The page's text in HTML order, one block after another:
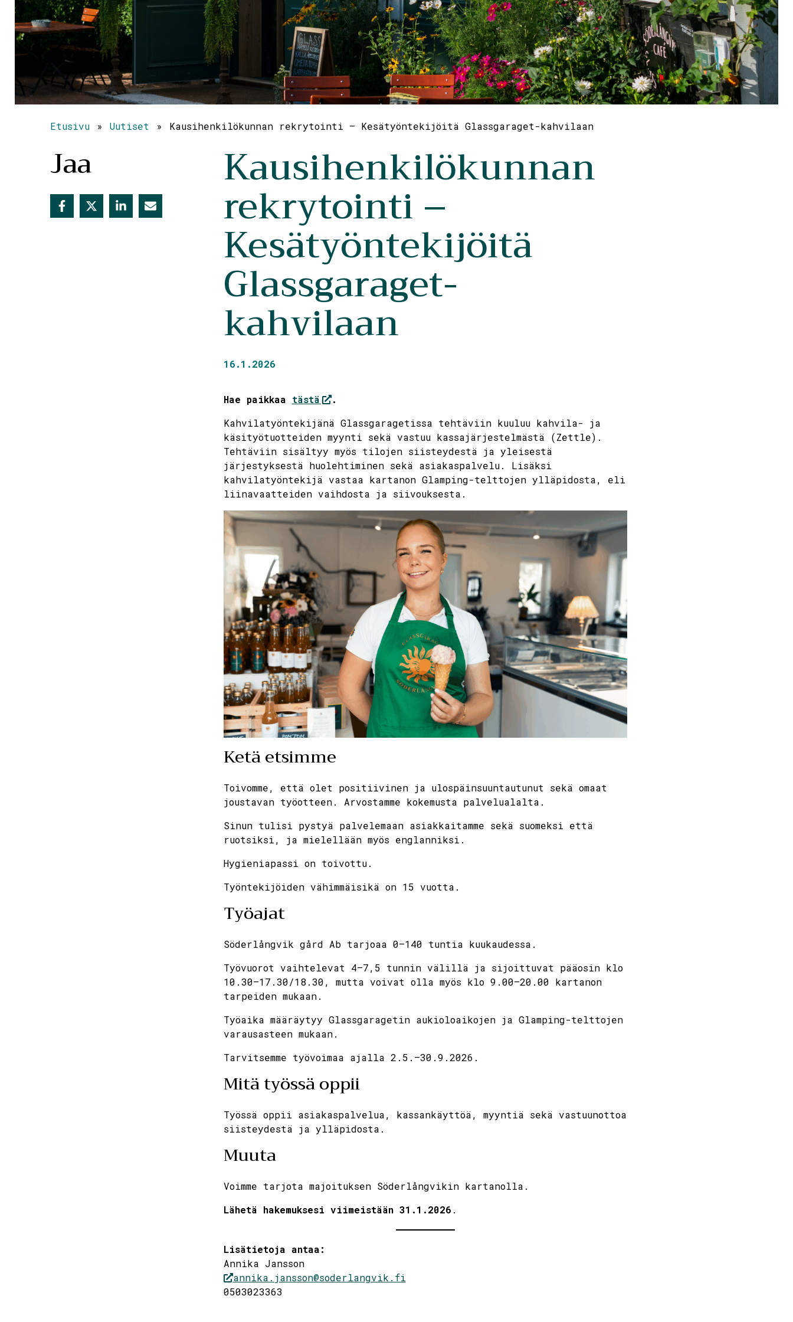
Etusivu » Uutiset » Kausihenkilökunnan rekrytointi – Kesätyöntekijöitä Glassgaraget-​kahvilaan
Jaa Kausihenkilökunnan
rekrytointi –
Kesätyöntekijöitä
Glassgaraget-​
kahvilaan
16.1.2026
Hae paikkaa tästä
.
Kahvilatyöntekijänä Glassgaragetissa tehtäviin kuuluu kahvila-​ ja
käsityötuotteiden myynti sekä vastuu kassajärjestelmästä (Zettle).
Tehtäviin sisältyy myös tilojen siisteydestä ja yleisestä
järjestyksestä huolehtiminen sekä asiakaspalvelu. Lisäksi
kahvilatyöntekijä vastaa kartanon Glamping-​telttojen ylläpidosta, eli
liinavaatteiden vaihdosta ja siivouksesta.
Ketä etsimme
Toivomme, että olet positiivinen ja ulospäinsuuntautunut sekä omaat
joustavan työotteen. Arvostamme kokemusta palvelualalta.
Sinun tulisi pystyä palvelemaan asiakkaitamme sekä suomeksi että
ruotsiksi, ja mielellään myös englanniksi.
Hygieniapassi on toivottu.
Työntekijöiden vähimmäisikä on 15 vuotta.
Työajat
Söderlångvik gård Ab tarjoaa 0–140 tuntia kuukaudessa.
Työvuorot vaihtelevat 4–7,5 tunnin välillä ja sijoittuvat pääosin klo
10.30–17.30/18.30, mutta voivat olla myös klo 9.00–20.00 kartanon
tarpeiden mukaan.
Työaika määräytyy Glassgaragetin aukioloaikojen ja Glamping-​telttojen
varausasteen mukaan.
Tarvitsemme työvoimaa ajalla 2.5.–30.9.2026.
Mitä työssä oppii
Työssä oppii asiakaspalvelua, kassankäyttöä, myyntiä sekä vastuunottoa
siisteydestä ja ylläpidosta.
Muuta
Voimme tarjota majoituksen Söderlångvikin kartanolla.
Lähetä hakemuksesi viimeistään 31.1.2026 .
Lisätietoja antaa:
Annika Jansson
annika.jansson@soderlangvik.fi
0503023363